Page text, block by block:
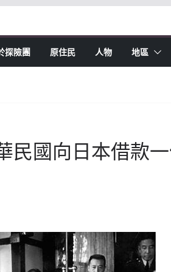
探險團 原住民 人物 地區
民國向日本借款